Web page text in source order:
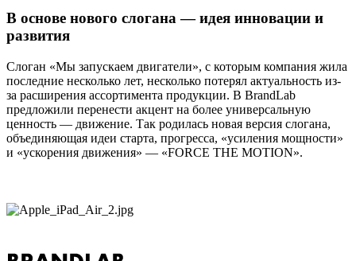
В основе нового слогана — идея инновации и
развития
Слоган «Мы запускаем двигатели», с которым компания жила
последние несколько лет, несколько потерял актуальность из-
за расширения ассортимента продукции. В BrandLab
предложили перенести акцент на более универсальную
ценность — движение. Так родилась новая версия слогана,
объединяющая идеи старта, прогресса, «усиления мощности»
и «ускорения движения» — «FORCE THE MOTION».